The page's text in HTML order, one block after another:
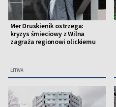
Mer Druskienik ostrzega:
kryzys śmieciowy z Wilna
zagraża regionowi olickiemu
LITWA